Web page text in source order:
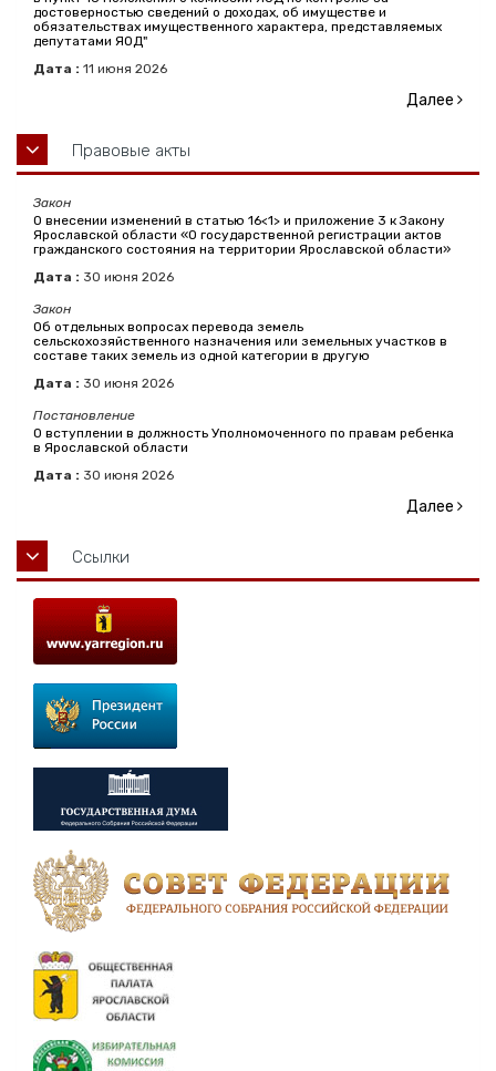
достоверностью сведений о доходах, об имуществе и
обязательствах имущественного характера, представляемых
депутатами ЯОД"
Дата : 11 июня 2026
Далее
Правовые акты
Закон
О внесении изменений в статью 16<1> и приложение 3 к Закону
Ярославской области «О государственной регистрации актов
гражданского состояния на территории Ярославской области»
Дата : 30 июня 2026
Закон
Об отдельных вопросах перевода земель
сельскохозяйственного назначения или земельных участков в
составе таких земель из одной категории в другую
Дата : 30 июня 2026
Постановление
О вступлении в должность Уполномоченного по правам ребенка
в Ярославской области
Дата : 30 июня 2026
Далее
Ссылки